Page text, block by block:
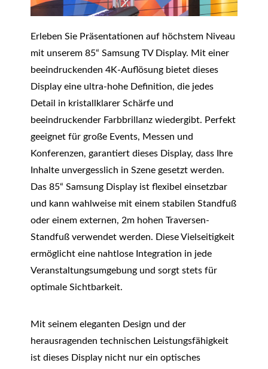
Erleben Sie Präsentationen auf höchstem Niveau
mit unserem 85“ Samsung TV Display. Mit einer
beeindruckenden 4K-Auflösung bietet dieses
Display eine ultra-hohe Definition, die jedes
Detail in kristallklarer Schärfe und
beeindruckender Farbbrillanz wiedergibt. Perfekt
geeignet für große Events, Messen und
Konferenzen, garantiert dieses Display, dass Ihre
Inhalte unvergesslich in Szene gesetzt werden.
Das 85“ Samsung Display ist flexibel einsetzbar
und kann wahlweise mit einem stabilen Standfuß
oder einem externen, 2m hohen Traversen-
Standfuß verwendet werden. Diese Vielseitigkeit
ermöglicht eine nahtlose Integration in jede
Veranstaltungsumgebung und sorgt stets für
optimale Sichtbarkeit.
Mit seinem eleganten Design und der
herausragenden technischen Leistungsfähigkeit
ist dieses Display nicht nur ein optisches